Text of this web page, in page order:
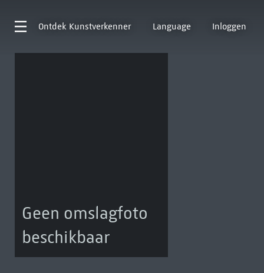
Ontdek Kunstverkenner Language Inloggen
Geen omslagfoto
beschikbaar